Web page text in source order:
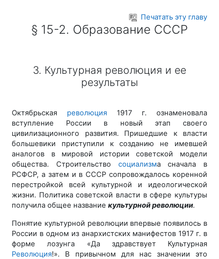
Печатать эту главу
§ 15-2. Образование СССР
3. Культурная революция и ее
результаты
Октябрьская революция 1917 г. ознаменовала
вступление России в новый этап своего
цивилизационного развития. Пришедшие к власти
большевики приступили к созданию не имевшей
аналогов в мировой истории советской модели
общества. Строительство социализма сначала в
РСФСР, а затем и в СССР сопровождалось коренной
перестройкой всей культурной и идеологической
жизни. Политика советской власти в сфере культуры
получила общее название культурной революции.
Понятие культурной революции впервые появилось в
России в одном из анархистских манифестов 1917 г. в
форме лозунга «Да здравствует Культурная
Революция!». В привычном для нас значении это